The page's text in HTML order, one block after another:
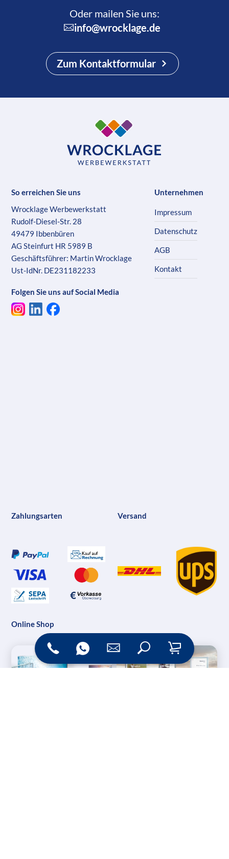
Oder mailen Sie uns:
info@wrocklage.de
Zum Kontaktformular
So erreichen Sie uns
Wrocklage Werbewerkstatt
Rudolf-Diesel-Str. 28
49479 Ibbenbüren
AG Steinfurt HR 5989 B
Geschäftsführer: Martin Wrocklage
Ust-IdNr. DE231182233
Folgen Sie uns auf Social Media
Unternehmen
Impressum
Datenschutz
AGB
Kontakt
Zahlungsarten Versand
Online Shop